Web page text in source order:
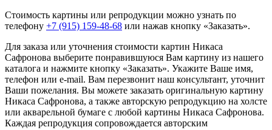
Стоимость картины или репродукции можно узнать по
телефону +7 (915) 159-48-68 или нажав кнопку «Заказать».
Для заказа или уточнения стоимости картин Никаса
Сафронова выберите понравившуюся Вам картину из нашего
каталога и нажмите кнопку «Заказать». Укажите Ваше имя,
телефон или e-mail. Вам перезвонит наш консультант, уточнит
Ваши пожелания. Вы можете заказать оригинальную картину
Никаса Сафронова, а также авторскую репродукцию на холсте
или акварельной бумаге с любой картины Никаса Сафронова.
Каждая репродукция сопровождается авторским